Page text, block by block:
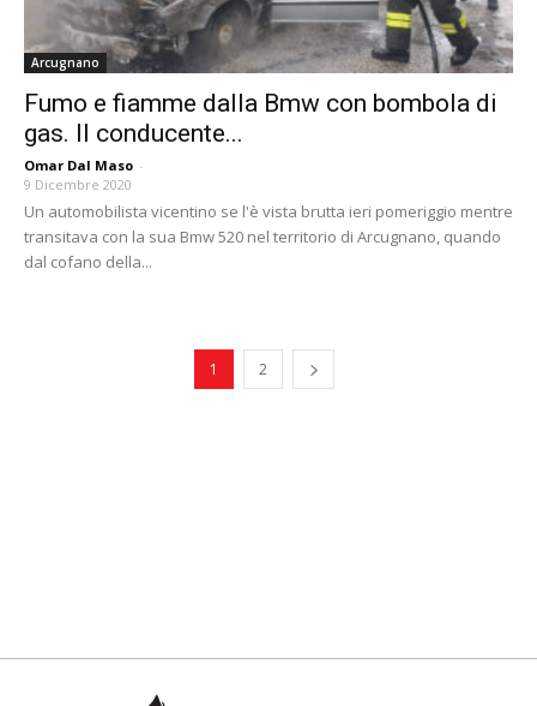
Arcugnano
Fumo e fiamme dalla Bmw con bombola di
gas. Il conducente...
Omar Dal Maso -
9 Dicembre 2020
Un automobilista vicentino se l'è vista brutta ieri pomeriggio mentre
transitava con la sua Bmw 520 nel territorio di Arcugnano, quando
dal cofano della...
1 2